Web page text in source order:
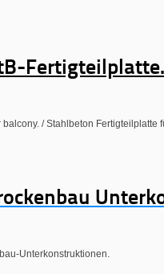
/ Stahlbeton Fertigteilplatte
Unterkonstruktionen.